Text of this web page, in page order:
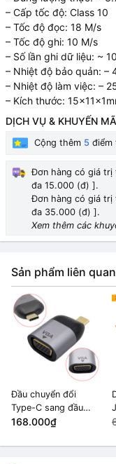
– Cấp tốc độ: Class 10
– Tốc độ đọc: 18 M/s
– Tốc độ ghi: 10 M/s
– Số lần ghi dữ liệu: ~
– Nhiệt độ bảo quản: –
– Nhiệt độ làm việc: –
– Kích thước:
DỊCH VỤ & KHUYẾN
Cộng thêm 5 điểm
Đơn hàng có giá trị
đa 15.000 (đ) ].
Đơn hàng có giá trị
đa 35.000 (đ) ].
Xem thêm các
Sản phẩm liên quan
Đầu chuyển đổi
Type-C sang đầu
HDMI, VGA,
DisplayPort 8K
168.000₫